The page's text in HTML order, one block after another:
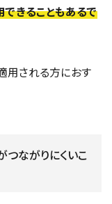
きることもあるで
用される方におす
つながりにくいこ